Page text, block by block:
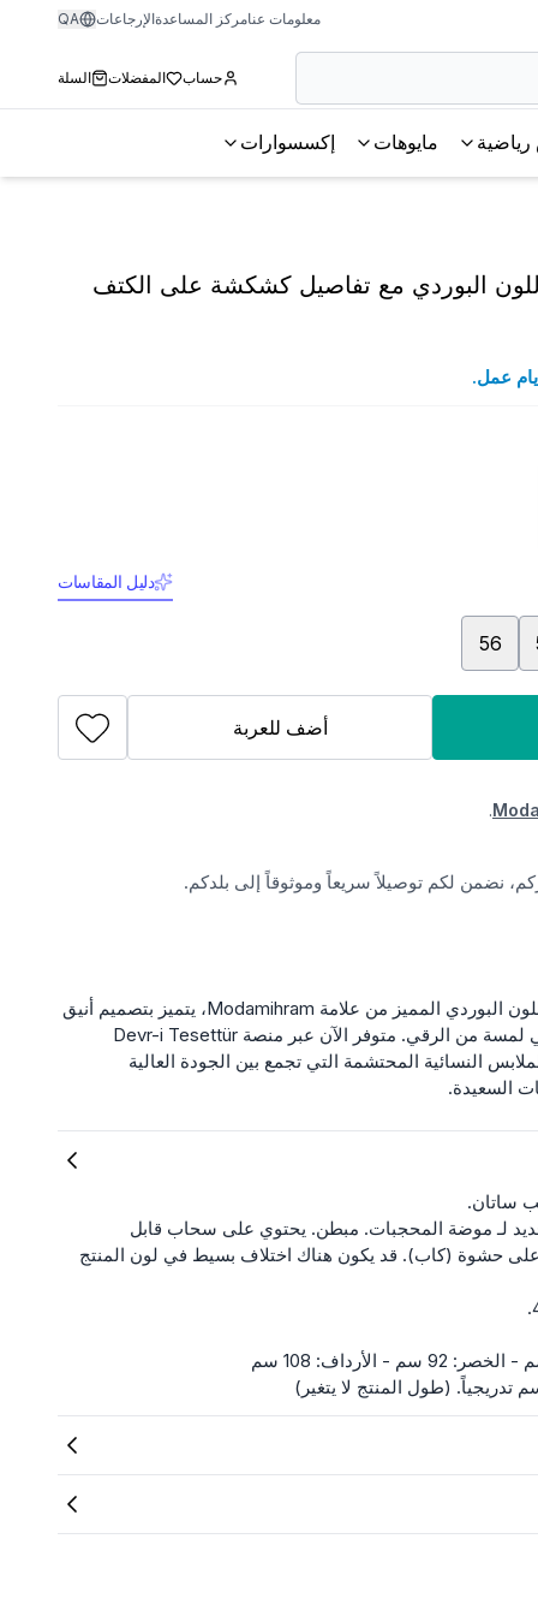
معلومات عنامركز المساعدةالإرجاعات QA
حساب المفضلات السلة
مايوهات إكسسوارات
البوردي مع تفاصيل كشكشة على الكتف
دليل المقاسات
56
أضف للعربة
.
نضمن لكم توصيلاً سريعاً وموثوقاً إلى بلدكم.
اكتشفي فستان سهرة مقاس كبير باللون البوردي المميز من علامة Modamihram، يتميز بتصميم أنيق
مع كشكشة ناعمة على الأكتاف تضفي لمسة من الرقي. متوفر الآن عبر منصة Devr-i Tesettür
النسائية المحتشمة التي تجمع بين الجودة العالية
السعيدة.
ساتان.
لـ موضة المحجبات. مبطن. يحتوي على سحاب قابل
حشوة (كاب). قد يكون هناك اختلاف بسيط في لون المنتج